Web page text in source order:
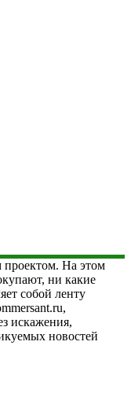
проектом. На этом
ни какие
собой ленту
искажения,
новостей